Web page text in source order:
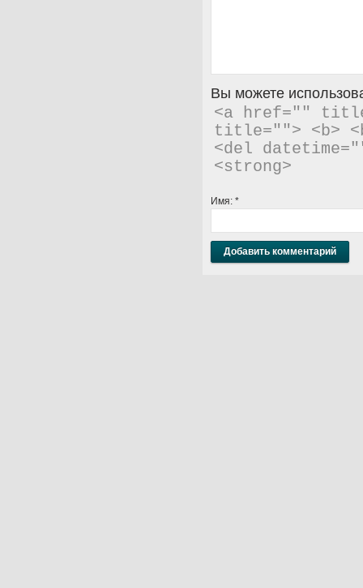
Вы можете
<a href=""
title=""> <b>
<del
<strong>
Имя: *